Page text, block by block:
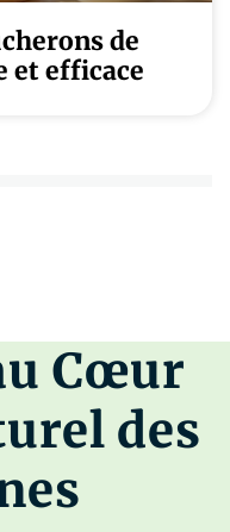
de
et efficace
Cœur
des